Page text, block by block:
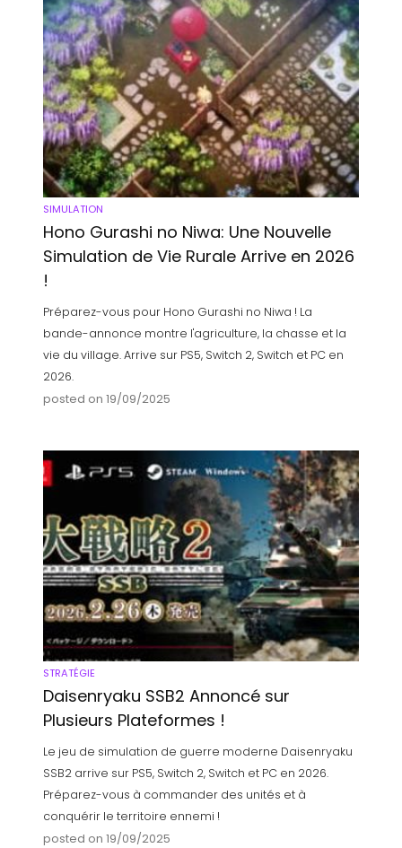
SIMULATION
Hono Gurashi no Niwa: Une Nouvelle
Simulation de Vie Rurale Arrive en 2026
!
Préparez-vous pour Hono Gurashi no Niwa ! La
bande-annonce montre l'agriculture, la chasse et la
vie du village. Arrive sur PS5, Switch 2, Switch et PC en
2026.
posted on 19/09/2025
STRATÉGIE
Daisenryaku SSB2 Annoncé sur
Plusieurs Plateformes !
Le jeu de simulation de guerre moderne Daisenryaku
SSB2 arrive sur PS5, Switch 2, Switch et PC en 2026.
Préparez-vous à commander des unités et à
conquérir le territoire ennemi !
posted on 19/09/2025